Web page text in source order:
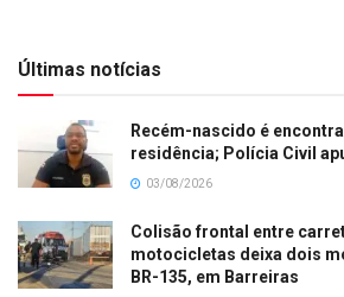
Últimas notícias
Recém-nascido é
residência; Polícia Civil
03/08/2026
Colisão frontal entre
motocicletas deixa dois
BR-135, em Barreiras